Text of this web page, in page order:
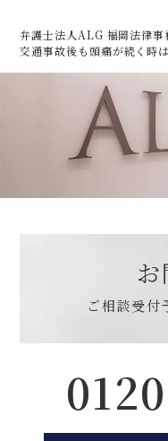
弁護士法人ALG 福岡法律事
交通事故後も頭痛が続く時
ご相談受付